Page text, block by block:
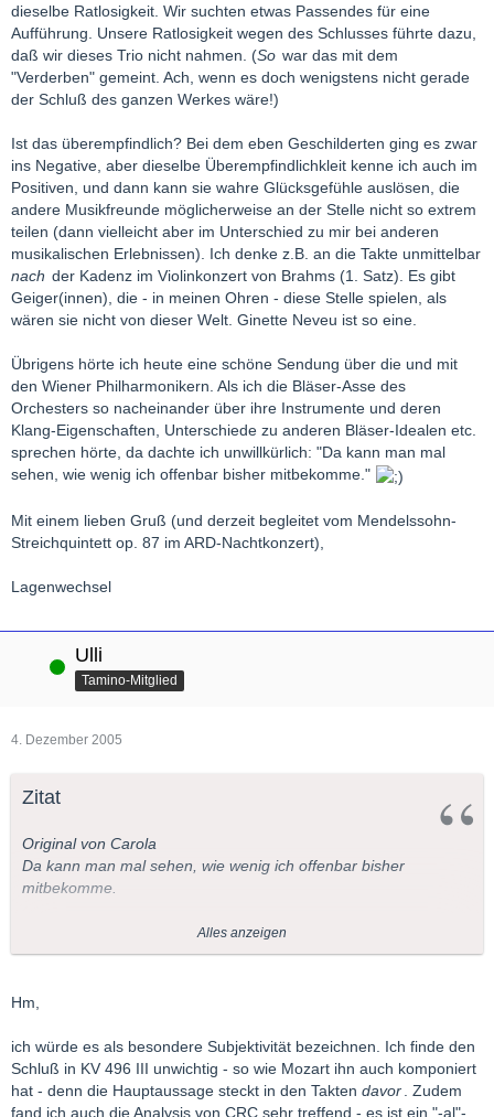
dieselbe Ratlosigkeit. Wir suchten etwas Passendes für eine
Aufführung. Unsere Ratlosigkeit wegen des Schlusses führte dazu,
daß wir dieses Trio nicht nahmen. (So war das mit dem
"Verderben" gemeint. Ach, wenn es doch wenigstens nicht gerade
der Schluß des ganzen Werkes wäre!)
Ist das überempfindlich? Bei dem eben Geschilderten ging es zwar
ins Negative, aber dieselbe Überempfindlichkleit kenne ich auch im
Positiven, und dann kann sie wahre Glücksgefühle auslösen, die
andere Musikfreunde möglicherweise an der Stelle nicht so extrem
teilen (dann vielleicht aber im Unterschied zu mir bei anderen
musikalischen Erlebnissen). Ich denke z.B. an die Takte unmittelbar
nach der Kadenz im Violinkonzert von Brahms (1. Satz). Es gibt
Geiger(innen), die - in meinen Ohren - diese Stelle spielen, als
wären sie nicht von dieser Welt. Ginette Neveu ist so eine.
Übrigens hörte ich heute eine schöne Sendung über die und mit
den Wiener Philharmonikern. Als ich die Bläser-Asse des
Orchesters so nacheinander über ihre Instrumente und deren
Klang-Eigenschaften, Unterschiede zu anderen Bläser-Idealen etc.
sprechen hörte, da dachte ich unwillkürlich: "Da kann man mal
sehen, wie wenig ich offenbar bisher mitbekomme."
Mit einem lieben Gruß (und derzeit begleitet vom Mendelssohn-
Streichquintett op. 87 im ARD-Nachtkonzert),
Lagenwechsel
Online Ulli
Tamino-Mitglied
4. Dezember 2005
Zitat
Original von Carola
Da kann man mal sehen, wie wenig ich offenbar bisher
mitbekomme.
Jedenfalls habe ich diesendritten Satz von KV 496
oft gehört, er ist schließlich auf einer meiner Lieblings-CDs.
Takten bisher nie irgend etwas besonderes aufgefallen. Sie
banal. Ein Schluss eben. Bisschen plump vielleicht, wenn ich
besagte Stelle daraufhin jetzt noch mal genau anhöre. Aber
dass sie mir das ganze Trio fast "verdirbt ", davon kann keine
Rede sein..
Alles anzeigen
Hm,
ich würde es als besondere Subjektivität bezeichnen. Ich finde den
Schluß in KV 496 III unwichtig - so wie Mozart ihn auch komponiert
hat - denn die Hauptaussage steckt in den Takten davor
. Zudem
fand ich auch die Analysis von CRC sehr treffend - es ist ein "-al"-